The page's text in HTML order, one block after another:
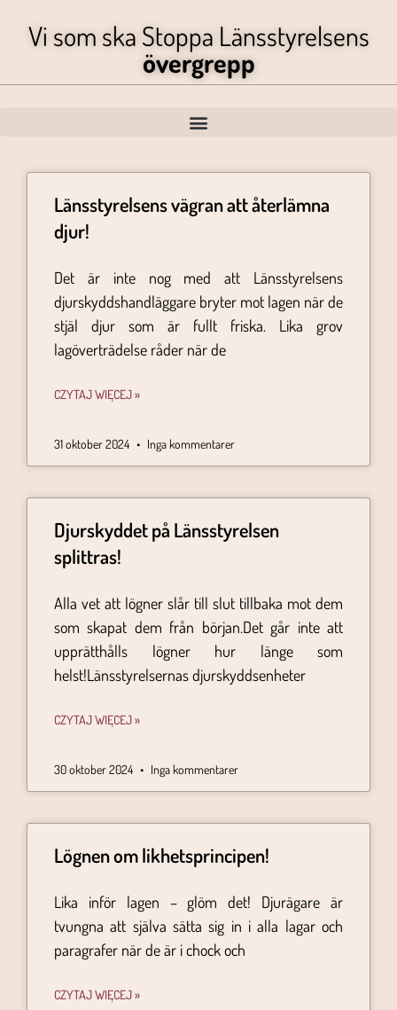
Vi som ska Stoppa Länsstyrelsens
övergrepp
Länsstyrelsens vägran att återlämna
djur!
Det är inte nog med att Länsstyrelsens
djurskyddshandläggare bryter mot lagen när de
stjäl djur som är fullt friska. Lika grov
lagöverträdelse råder när de
CZYTAJ WIĘCEJ »
31 oktober 2024 Inga kommentarer
Djurskyddet på Länsstyrelsen
splittras!
Alla vet att lögner slår till slut tillbaka mot dem
som skapat dem från början.Det går inte att
upprätthålls lögner hur länge som
helst!Länsstyrelsernas djurskyddsenheter
CZYTAJ WIĘCEJ »
30 oktober 2024 Inga kommentarer
Lögnen om likhetsprincipen!
Lika inför lagen – glöm det! Djurägare är
tvungna att själva sätta sig in i alla lagar och
paragrafer när de är i chock och
CZYTAJ WIĘCEJ »